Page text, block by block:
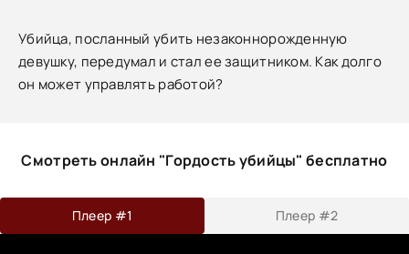
Убийца, посланный убить незаконнорожденную
девушку, передумал и стал ее защитником. Как долго
он может управлять работой?
Смотреть онлайн "Гордость убийцы" бесплатно
Плеер #1 Плеер #2